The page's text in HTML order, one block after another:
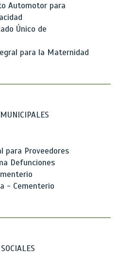
Automotor para
Único de
para la Maternidad
para Proveedores
Defunciones
- Cementerio